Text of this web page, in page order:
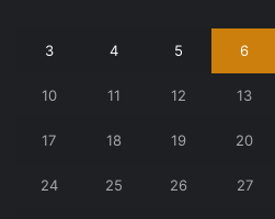
3 4 5 6
10 11 12 13
17 18 19 20
24 25 26 27